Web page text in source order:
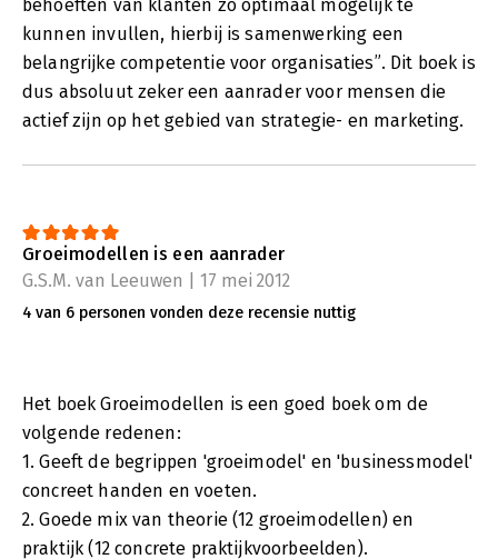
behoeften van klanten zo optimaal mogelijk te
kunnen invullen, hierbij is samenwerking een
belangrijke competentie voor organisaties”. Dit boek is
dus absoluut zeker een aanrader voor mensen die
actief zijn op het gebied van strategie- en marketing.
Groeimodellen is een aanrader
G.S.M. van Leeuwen | 17 mei 2012
4 van 6 personen vonden deze recensie nuttig
Het boek Groeimodellen is een goed boek om de
volgende redenen:
1. Geeft de begrippen 'groeimodel' en 'businessmodel'
concreet handen en voeten.
2. Goede mix van theorie (12 groeimodellen) en
praktijk (12 concrete praktijkvoorbeelden).